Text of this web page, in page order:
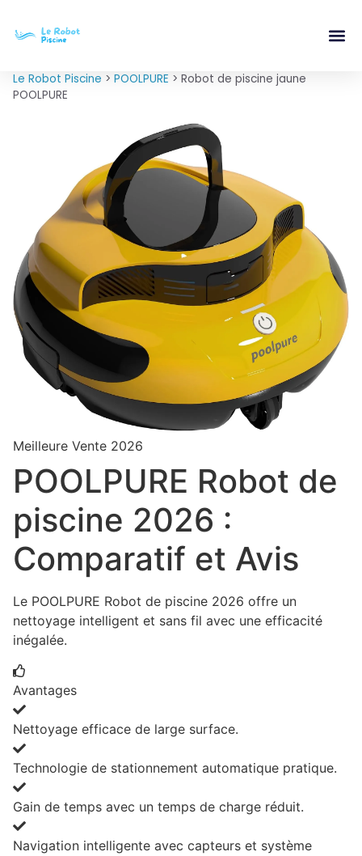
Le Robot Piscine > POOLPURE > Robot de piscine jaune
POOLPURE
Meilleure Vente 2026
POOLPURE Robot de
piscine 2026 :
Comparatif et Avis
Le POOLPURE Robot de piscine 2026 offre un
nettoyage intelligent et sans fil avec une efficacité
inégalée.
Avantages
Nettoyage efficace de large surface.
Technologie de stationnement automatique pratique.
Gain de temps avec un temps de charge réduit.
Navigation intelligente avec capteurs et système